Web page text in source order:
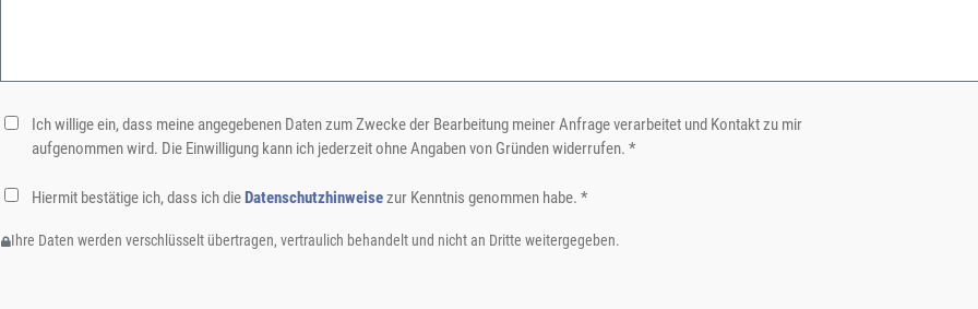
Ich willige ein, dass meine angegebenen Daten zum Zwecke der Bearbeitung meiner Anfrage verarbeitet und Kontakt zu mir
aufgenommen wird. Die Einwilligung kann ich jederzeit ohne Angaben von Gründen widerrufen. *
Hiermit bestätige ich, dass ich dieDatenschutzhinweisezur Kenntnis genommen habe. *
Ihre Daten werden verschlüsselt übertragen, vertraulich behandelt und nicht an Dritte weitergegeben.